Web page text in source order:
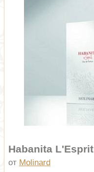
Habanita L'Esprit
от Molinard